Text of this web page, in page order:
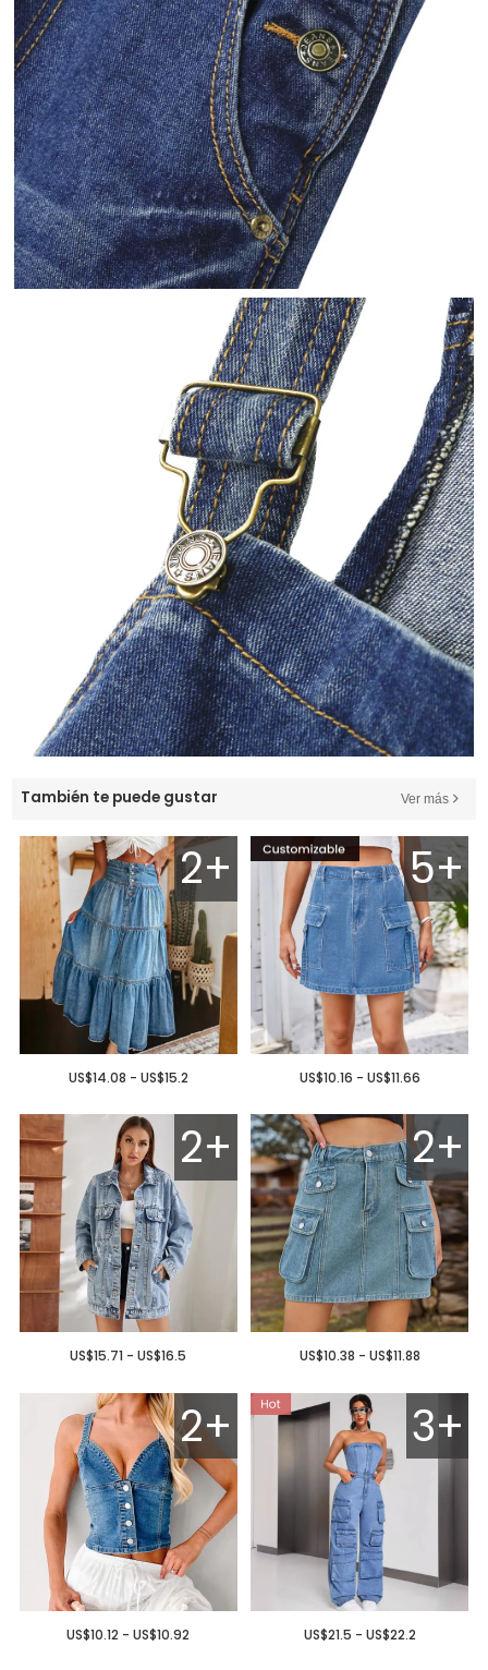
También te puede gustar Ver más
2+
US$14.08 - US$15.2
5+
US$10.16 - US$11.66
2+
US$15.71 - US$16.5
2+
US$10.38 - US$11.88
2+
US$10.12 - US$10.92
3+
US$21.5 - US$22.2